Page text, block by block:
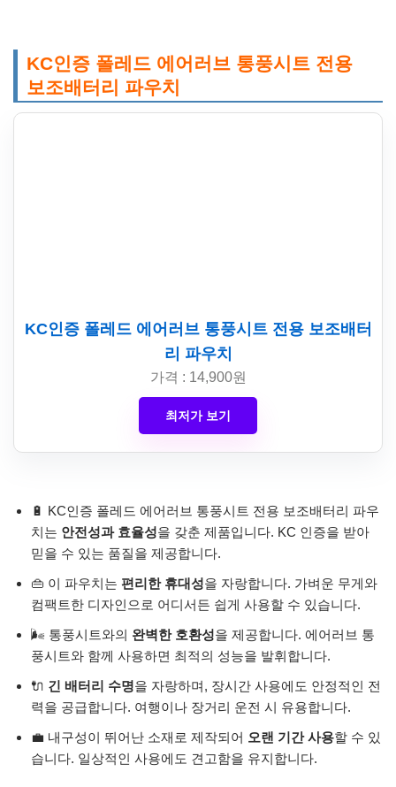
KC인증 폴레드 에어러브 통풍시트 전용
보조배터리 파우치
KC인증 폴레드 에어러브 통풍시트 전용 보조배터
리 파우치
가격 : 14,900원
최저가 보기
🔋 KC인증 폴레드 에어러브 통풍시트 전용 보조배터리 파우
치는 안전성과 효율성을 갖춘 제품입니다. KC 인증을 받아
믿을 수 있는 품질을 제공합니다.
👜 이 파우치는 편리한 휴대성을 자랑합니다. 가벼운 무게와
컴팩트한 디자인으로 어디서든 쉽게 사용할 수 있습니다.
🌬️ 통풍시트와의 완벽한 호환성을 제공합니다. 에어러브 통
풍시트와 함께 사용하면 최적의 성능을 발휘합니다.
🔌 긴 배터리 수명을 자랑하며, 장시간 사용에도 안정적인 전
력을 공급합니다. 여행이나 장거리 운전 시 유용합니다.
💼 내구성이 뛰어난 소재로 제작되어 오랜 기간 사용할 수 있
습니다. 일상적인 사용에도 견고함을 유지합니다.